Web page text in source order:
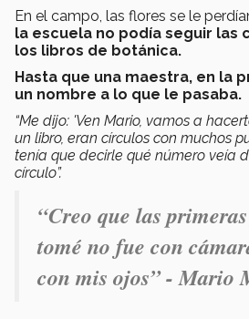
En el campo, las flores se le
la escuela no podía seguir las
los libros de botánica.
Hasta que una maestra, en la
un nombre a lo que le pasaba.
“Me dijo: 'Ven Mario, vamos a
un libro, eran círculos con muchos
tenía que decirle qué número veía
círculo”.
“Creo que las
tomé no fue con
con mis ojos” - Mario